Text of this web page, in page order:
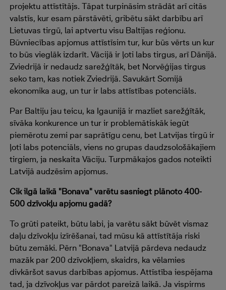
projektu attīstītājs. Tāpat turpināsim strādāt arī citās
valstīs, kur esam pārstāvēti, gribētu sākt darbību arī
Lietuvas tirgū, lai aptvertu visu Baltijas reģionu.
Būvniecības apjomus attīstīsim tur, kur būs vērts un kur
to būs vieglāk izdarīt. Vācijā ir ļoti labs tirgus, arī Dānijā.
Zviedrijā ir nedaudz sarežģītāk, bet Norvēģijas tirgus
seko tam, kas notiek Zviedrijā. Savukārt Somijā
ekonomika aug, un tur ir labs attīstības potenciāls.
Par Baltiju jau teicu, ka Igaunijā ir mazliet sarežģītāk,
sīvāka konkurence un tur ir problemātiskāk iegūt
piemērotu zemi par saprātīgu cenu, bet Latvijas tirgū ir
ļoti labs potenciāls, viens no grupas daudzsološākajiem
tirgiem, ja neskaita Vāciju. Turpmākajos gados noteikti
Latvijā audzēsim apjomus.
Cik ilgā laikā "Bonava" varētu sasniegt plānoto 400-
500 dzīvokļu apjomu gadā?
To grūti pateikt, būtu labi, ja varētu sākt būvēt vismaz
daļu dzīvokļu izīrēšanai, tad mūsu kā attīstītāja riski
būtu zemāki. Pērn "Bonava" Latvijā pārdeva nedaudz
mazāk par 200 dzīvokļiem, skaidrs, ka vēlamies
divkāršot savus darbības apjomus. Attīstība iespējama
tad, ja dzīvokļus var pārdot pareizā laikā. Ja vispirms